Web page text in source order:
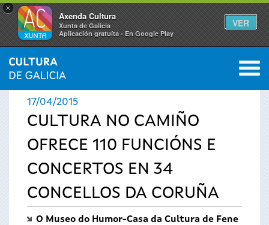
×
Axenda Cultura
Xunta de Galicia
Aplicación gratuíta - En Google Play
VER
Vostede
está
aquí
INICIO › ACTUALIDADE 0
17/04/2015
CULTURA NO CAMIÑO
OFRECE 110 FUNCIÓNS E
CONCERTOS EN 34
CONCELLOS DA CORUÑA
O Museo do Humor-Casa da Cultura de Fene